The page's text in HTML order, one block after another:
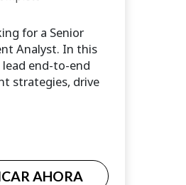
for a Senior
Analyst. In this
end-to-end
strategies, drive
AHORA